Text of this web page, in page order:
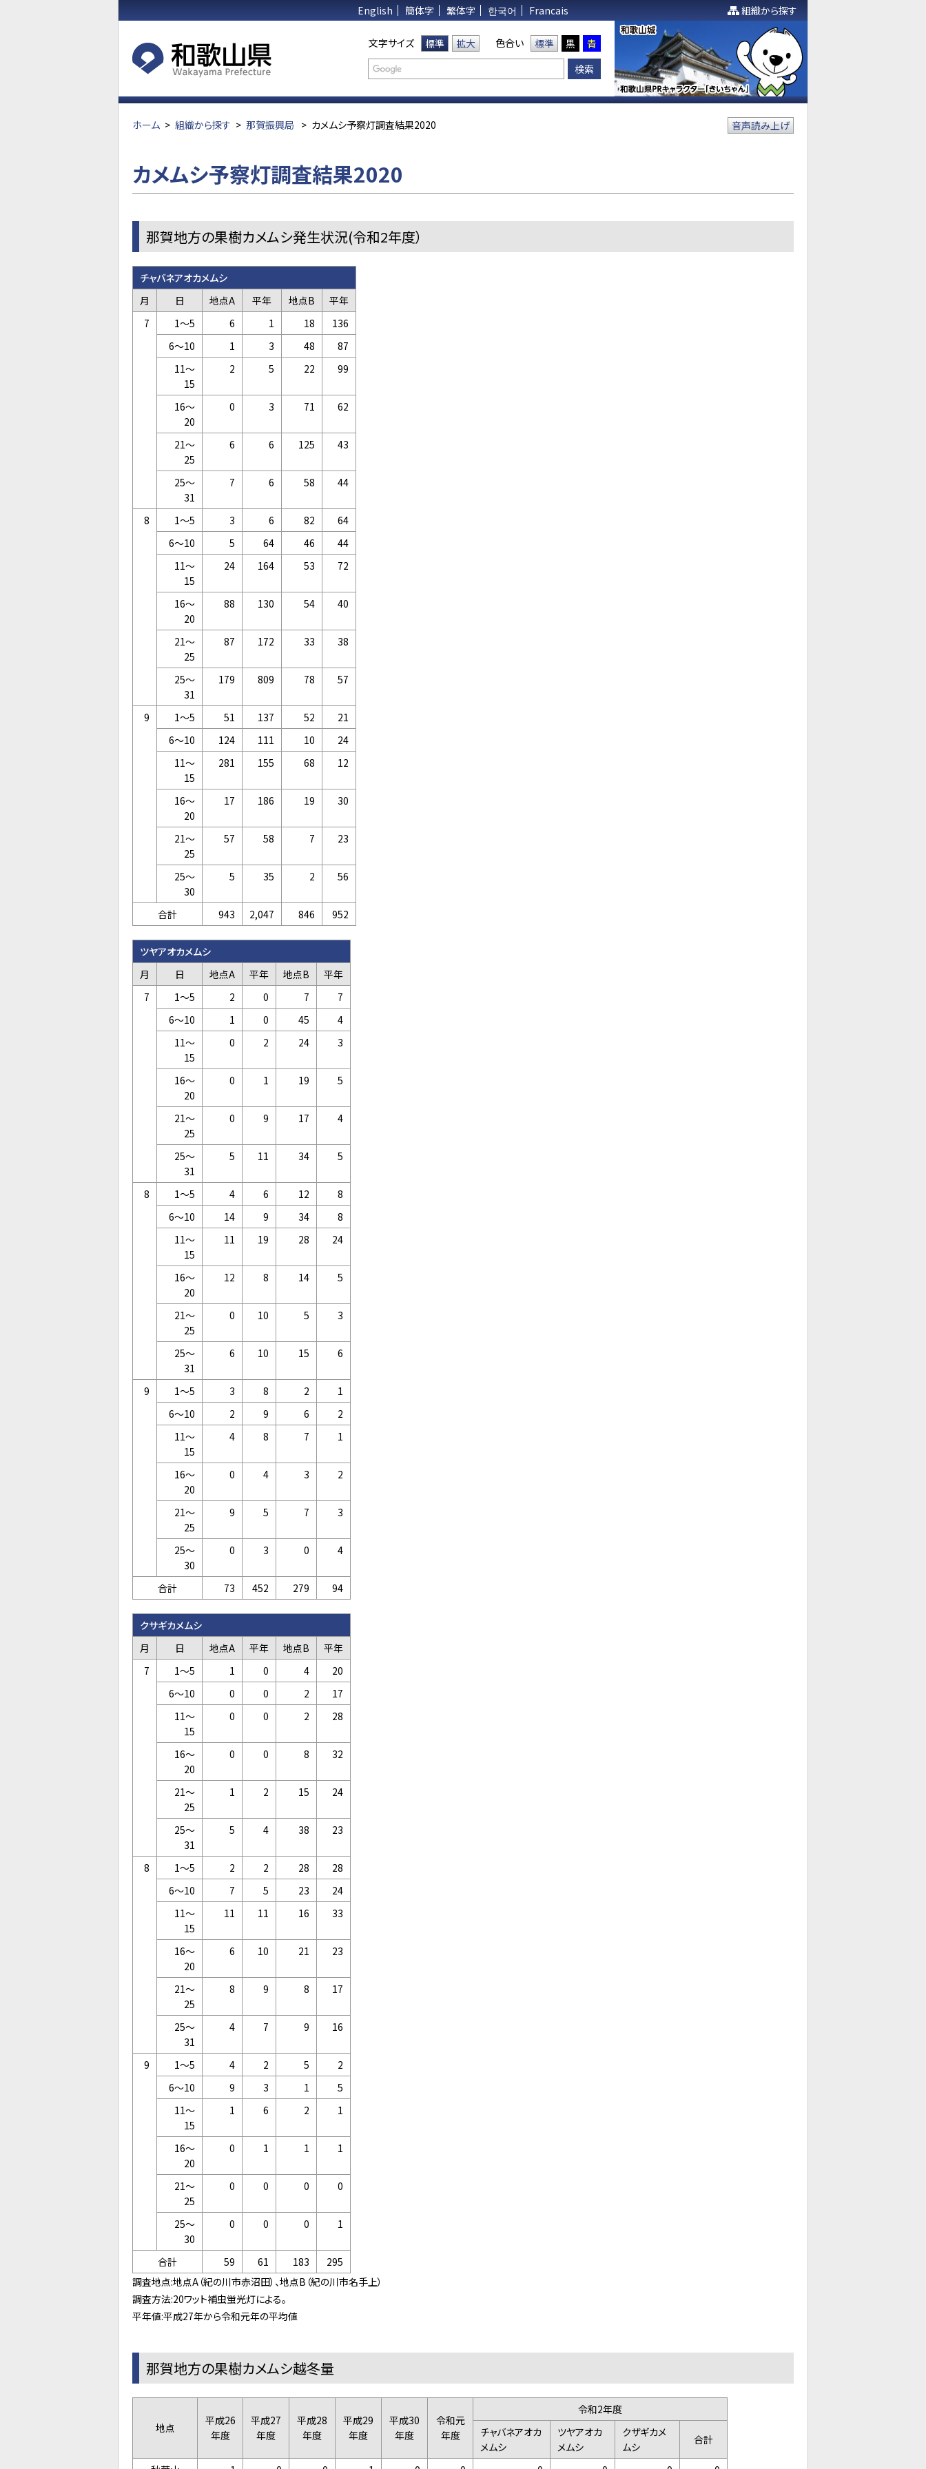
English 簡体字 繁体字 한국어 Francais 組織から探す
文字サイズ 標準 拡大 色合い 標準 黒 青
ホーム > 組織から探す > 那賀振興局 > カメムシ予察灯調査結果2020 音声読み上げ
カメムシ予察灯調査結果2020
那賀地方の果樹カメムシ発生状況(令和2年度）
チャバネアオカメムシ
月
日 地点A 平年 地点B
平年
7
1～5 6 1 18
136
6～10
1 3 48
87
11～
15
2 5 22 99
16～
20
0 3 71 62
21～
25
6 6 125 43
25～
31
7 6 58 44
8 1～5 3 6 82
64
6～10
5 64 46
44
11～
15
24 164 53 72
16～
20
88 130 54 40
21～
25
87 172 33 38
25～
31
179 809 78 57
9 1～5 51 137 52
21
6～10
124 111 10
24
11～
15
281 155 68 12
16～
20
17 186 19 30
21～
25
57 58 7 23
25～
30
5 35 2 56
合計 943 2,047 846 952
ツヤアオカメムシ
月
日 地点A 平年 地点B
平年
7
1～5 2 0 7
7
6～10
1 0 45
4
11～
15
0 2 24 3
16～
20
0 1 19 5
21～
25
0 9 17 4
25～
31
5 11 34 5
8 1～5 4 6 12
8
6～10
14 9 34
8
11～
15
11 19 28 24
16～
20
12 8 14 5
21～
25
0 10 5 3
25～
31
6 10 15 6
9 1～5 3 8 2
1
6～10
2 9 6
2
11～
15
4 8 7 1
16～
20
0 4 3 2
21～
25
9 5 7 3
25～
30
0 3 0 4
合計 73 452 279 94
クサギカメムシ
月
日 地点A 平年 地点B
平年
7
1～5 1 0 4
20
6～10
0 0 2
17
11～
15
0 0 2 28
16～
20
0 0 8 32
21～
25
1 2 15 24
25～
31
5 4 38 23
8 1～5 2 2 28
28
6～10
7 5 23
24
11～
15
11 11 16 33
16～
20
6 10 21 23
21～
25
8 9 8 17
25～
31
4 7 9 16
9 1～5 4 2 5
2
6～10
9 3 1
5
11～
15
1 6 2 1
16～
20
0 1 1 1
21～
25
0 0 0 0
25～
30
0 0 0 1
合計 59 61 183
295
調査地点:地点A（紀の川市赤沼田）、地点B（紀の川市名手上）
調査方法:20ワット補虫蛍光灯による。
平年値:平成27年から令和元年の平均値
那賀地方の果樹カメムシ越冬量
地点
平成26
年度
平成27
年度
平成28
年度
平成29
年度
平成30
年度
令和元
年度
令和2年度
チャバネアオカ
メムシ
ツヤアオカ
メムシ
クザギカメ
ムシ
合計